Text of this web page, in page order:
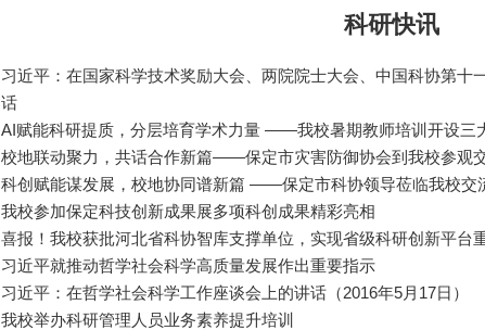
科研快讯
习近平：在国家科学技术奖励大会、两院院士大会、中国科协第十
话
AI赋能科研提质，分层培育学术力量 ——我校暑期教师培训开设三
校地联动聚力，共话合作新篇——保定市灾害防御协会到我校参观
科创赋能谋发展，校地协同谱新篇 ——保定市科协领导莅临我校交
我校参加保定科技创新成果展多项科创成果精彩亮相
喜报！我校获批河北省科协智库支撑单位，实现省级科研创新平台
习近平就推动哲学社会科学高质量发展作出重要指示
习近平：在哲学社会科学工作座谈会上的讲话（2016年5月17日）
我校举办科研管理人员业务素养提升培训